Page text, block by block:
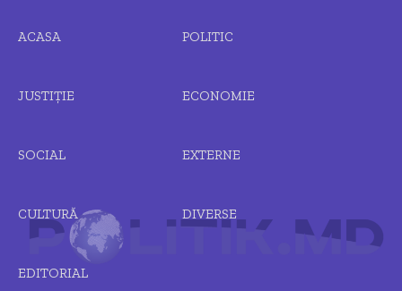
ACASA POLITIC
JUSTIȚIE ECONOMIE
SOCIAL EXTERNE
CULTURĂ DIVERSE
EDITORIAL